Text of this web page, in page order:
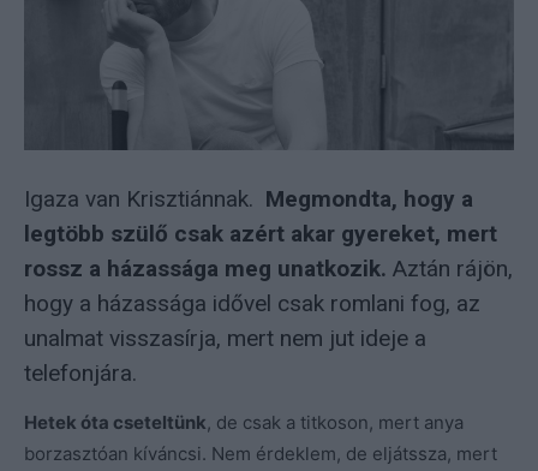
Igaza van Krisztiánnak. Megmondta, hogy a
legtöbb szülő csak azért akar gyereket, mert
rossz a házassága meg unatkozik. Aztán rájön,
hogy a házassága idővel csak romlani fog, az
unalmat visszasírja, mert nem jut ideje a
telefonjára.
Hetek óta cseteltünk, de csak a titkoson, mert anya
borzasztóan kíváncsi. Nem érdeklem, de eljátssza, mert